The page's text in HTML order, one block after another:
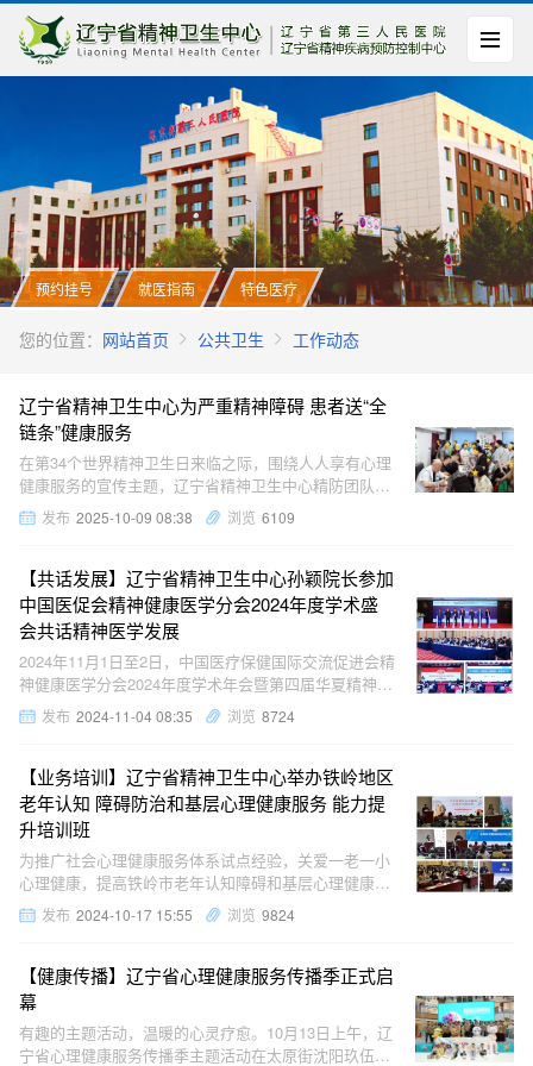
预约挂号 就医指南 特色医疗
您的位置： 网站首页 公共卫生 工作动态
辽宁省精神卫生中心为严重精神障碍 患者送“全
链条”健康服务
在第34个世界精神卫生日来临之际，围绕人人享有心理
健康服务的宣传主题，辽宁省精神卫生中心精防团队联
合清河区基层精防工作人员，深入乡村开展免费体检、
慢特病认定、送医送药全链条服务，为严重精神障碍患
发布 2025-10-09 08:38 浏览 6109
【共话发展】辽宁省精神卫生中心孙颖院长参加
中国医促会精神健康医学分会2024年度学术盛
会共话精神医学发展
2024年11月1日至2日，中国医疗保健国际交流促进会精
神健康医学分会2024年度学术年会暨第四届华夏精神医
学管理发展论坛在北京成功举办。本次大会由中国医促
会精神健康医学分会主办，上海市精神卫生中心和首都
发布 2024-11-04 08:35 浏览 8724
【业务培训】辽宁省精神卫生中心举办铁岭地区
老年认知 障碍防治和基层心理健康服务 能力提
升培训班
为推广社会心理健康服务体系试点经验，关爱一老一小
心理健康，提高铁岭市老年认知障碍和基层心理健康服
务能力，2024年10月16日至17日，辽宁省精神卫生中
心举办了铁岭地区老年认知障碍防治工作培训班和基层
发布 2024-10-17 15:55 浏览 9824
【健康传播】辽宁省心理健康服务传播季正式启
幕
有趣的主题活动，温暖的心灵疗愈。10月13日上午，辽
宁省心理健康服务传播季主题活动在太原街沈阳玖伍文